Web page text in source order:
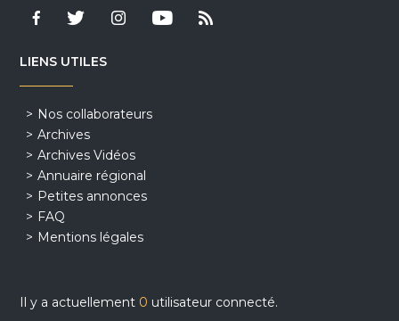
LIENS UTILES
Nos collaborateurs
Archives
Archives Vidéos
Annuaire régional
Petites annonces
FAQ
Mentions légales
Il y a actuellement 0 utilisateur connecté.